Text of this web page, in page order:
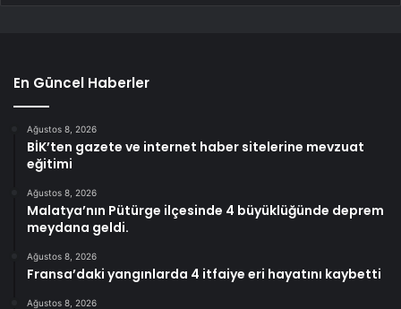
En Güncel Haberler
Ağustos 8, 2026
BİK’ten gazete ve internet haber sitelerine mevzuat
eğitimi
Ağustos 8, 2026
Malatya’nın Pütürge ilçesinde 4 büyüklüğünde deprem
meydana geldi.
Ağustos 8, 2026
Fransa’daki yangınlarda 4 itfaiye eri hayatını kaybetti
Ağustos 8, 2026